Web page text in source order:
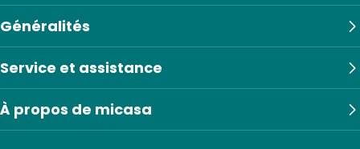
Généralités
Service et assistance
À propos de micasa